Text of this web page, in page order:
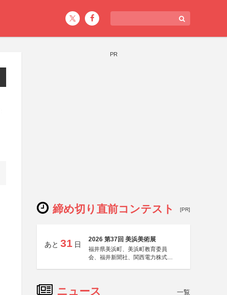
PR
締め切り直前コンテスト [PR]
あと 31 日
2026 第37回 美浜美術展
福井県美浜町、美浜町教育委員
会、福井新聞社、関西電力株式会
ニュース 一覧